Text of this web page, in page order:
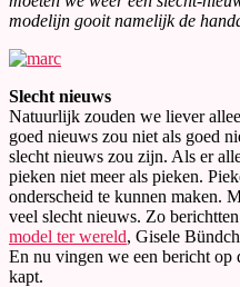
modelijn gooit namelijk de
Slecht nieuws
Natuurlijk zouden we liever
goed nieuws zou niet als goed
slecht nieuws zou zijn. Als er
pieken niet meer als pieken.
onderscheid te kunnen maken.
veel slecht nieuws. Zo
model ter wereld, Gisele
En nu vingen we een bericht op
kapt.